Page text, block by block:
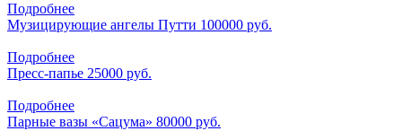
Подробнее
Музицирующие ангелы Путти 100000 руб.
Подробнее
Пресс-папье 25000 руб.
Подробнее
Парные вазы «Сацума» 80000 руб.